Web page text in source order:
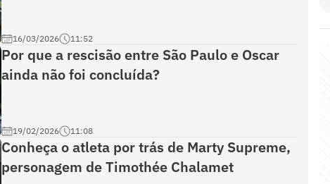
16/03/2026 11:52
Por que a rescisão entre São Paulo e Oscar
ainda não foi concluída?
19/02/2026 11:08
Conheça o atleta por trás de Marty Supreme,
personagem de Timothée Chalamet